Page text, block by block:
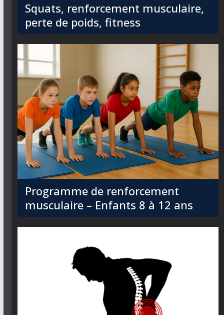
Squats, renforcement musculaire,
perte de poids, fitness
Programme de renforcement
musculaire – Enfants 8 à 12 ans